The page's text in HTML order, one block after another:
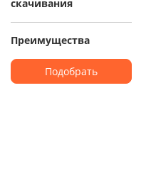
скачивания
Преимущества
Подобрать